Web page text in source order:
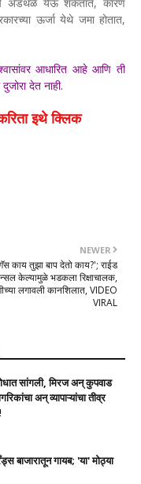
ऊर्जा येथे जमा होतात,
आधारित आहे आणि ती
देत नाही.
इथे क्लिक
NEWER
काय तुझा बाप देतो काय?'; राईड
केल्यामुळे भडकला रिक्षाचालक,
लगावली कानशिलात, VIDEO
VIRAL
सांगली, मिरज अन् कुपवाड
अन् व्यापाऱ्यांचा तीव्र
गायब; 'या' मोठ्या